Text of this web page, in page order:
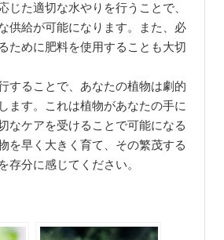
じた適切な水やりを行うことで、
供給が可能になります。また、必
ために肥料を使用することも大切
することで、あなたの植物は劇的
ます。これは植物があなたの手に
なケアを受けることで可能になる
を早く大きく育て、その繁茂する
存分に感じてください。